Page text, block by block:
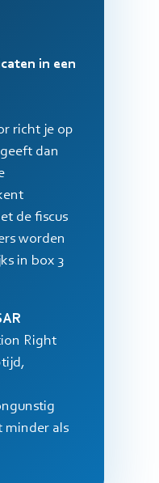
in een
richt je op
dan
de fiscus
worden
in box 3
Right
minder als